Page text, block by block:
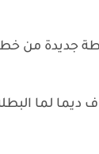
جديدة من
لما